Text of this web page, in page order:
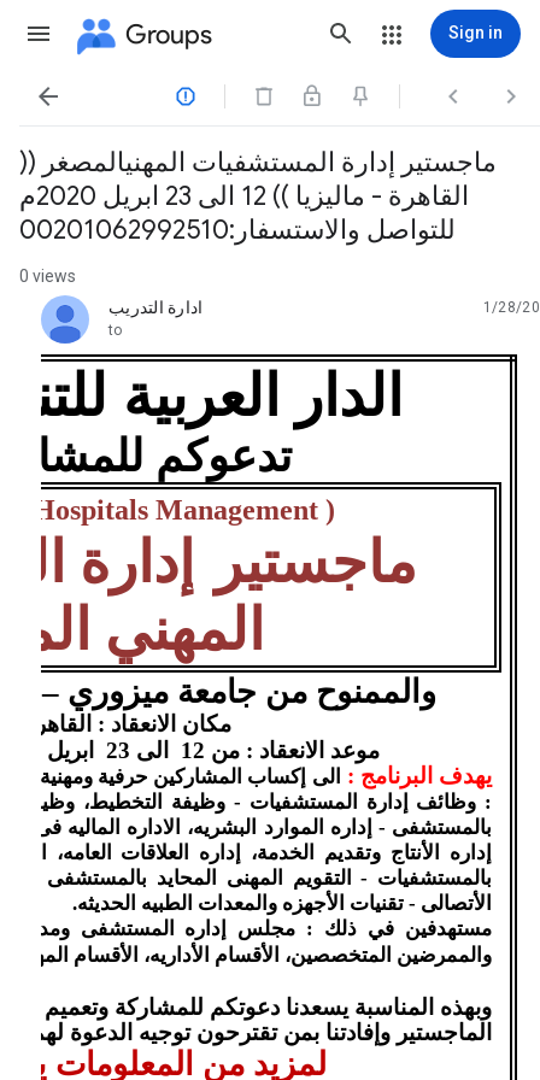
Groups Sign in
   
ماجستير إدارة المستشفيات المهنيالمصغر ((
القاهرة - ماليزيا )) 12 الى 23 ابريل 2020م
للتواصل والاستسفار:00201062992510
0 views
ادارة التدريب
unread,
1/28/20
to
الدار العربية
تدعوكم
Hospitals Management )
ماجستير
إدارة
المهني
والممنوح من جامعة ميزوري –
مكان الانعقاد : القاهرة -
موعد الانعقاد : من 12 الى 23 ابريل 2020 م
يهدف البرنامج : الى إكساب المشاركين حرفية ومهنية
: وظائف إدارة المستشفيات - وظيفة التخطيط، وظيفة
بالمستشفى - إداره الموارد البشريه، الاداره الماليه
إداره الأنتاج وتقديم الخدمة، إداره العلاقات العامه،
بالمستشفيات - التقويم المهنى المحايد بالمستشفى -
الأتصالى - تقنيات الأجهزه والمعدات الطبيه الحديثه.
مستهدفين في ذلك : مجلس إداره المستشفى ومديرها،
والممرضين المتخصصين، الأقسام الأداريه، الأقسام
وبهذه المناسبة يسعدنا دعوتكم للمشاركة وتعميم
الماجستير وإفادتنا بمن تقترحون توجيه الدعوة لهم.
لمزيد من المعلومات